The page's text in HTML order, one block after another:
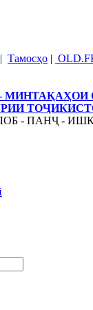
| Тамосҳо |
МИНТАҚАҲОИ
- ПАНҶ -